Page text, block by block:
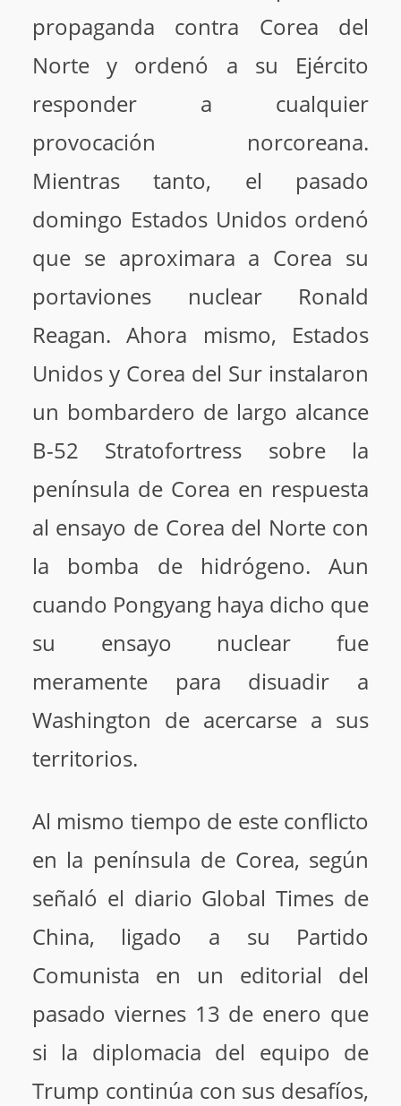
propaganda contra Corea del
Norte y ordenó a su Ejército
responder a cualquier
provocación norcoreana.
Mientras tanto, el pasado
domingo Estados Unidos ordenó
que se aproximara a Corea su
portaviones nuclear Ronald
Reagan. Ahora mismo, Estados
Unidos y Corea del Sur instalaron
un bombardero de largo alcance
B-52 Stratofortress sobre la
península de Corea en respuesta
al ensayo de Corea del Norte con
la bomba de hidrógeno. Aun
cuando Pongyang haya dicho que
su ensayo nuclear fue
meramente para disuadir a
Washington de acercarse a sus
territorios.
Al mismo tiempo de este conflicto
en la península de Corea, según
señaló el diario Global Times de
China, ligado a su Partido
Comunista en un editorial del
pasado viernes 13 de enero que
si la diplomacia del equipo de
Trump continúa con sus desafíos,